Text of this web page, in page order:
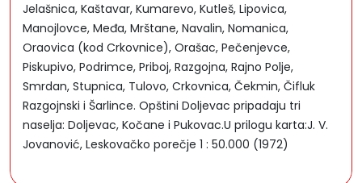
Jelašnica, Kaštavar, Kumarevo, Kutleš, Lipovica,
Manojlovce, Međa, Mrštane, Navalin, Nomanica,
Oraovica (kod Crkovnice), Orašac, Pečenjevce,
Piskupivo, Podrimce, Priboj, Razgojna, Rajno Polje,
Smrdan, Stupnica, Tulovo, Crkovnica, Čekmin, Čifluk
Razgojnski i Šarlince. Opštini Doljevac pripadaju tri
naselja: Doljevac, Kočane i Pukovac.U prilogu karta:J. V.
Jovanović, Leskovačko porečje 1 : 50.000 (1972)